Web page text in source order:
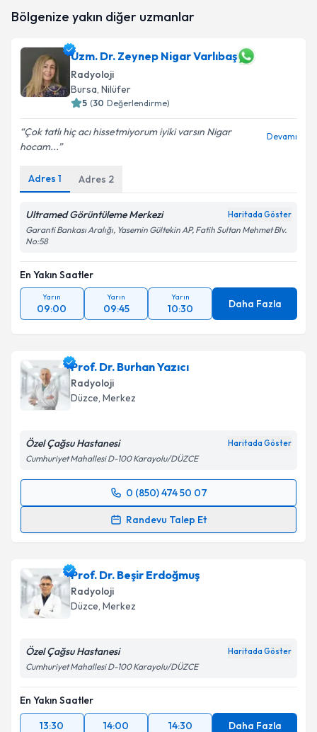
Bölgenize yakın diğer uzmanlar
Uzm. Dr. Zeynep Nigar Varlıbaş
Radyoloji
Bursa, Nilüfer
5 (30 Değerlendirme)
Çok tatlı hiç acı hissetmiyorum iyiki varsın Nigar
hocam...
Devamı
Adres 1 Adres 2
Ultramed Görüntüleme Merkezi Haritada Göster
Garanti Bankası Aralığı, Yasemin Gültekin AP, Fatih Sultan Mehmet Blv.
No:58
En Yakın Saatler
Yarın
09:00
Yarın
09:45
Yarın
10:30 Daha Fazla
Prof. Dr. Burhan Yazıcı
Radyoloji
Düzce, Merkez
Özel Çağsu Hastanesi Haritada Göster
Cumhuriyet Mahallesi D-100 Karayolu/DÜZCE
0 (850) 474 50 07
Randevu Talep Et
Randevu Takvimi Talebi
takvim hazırlandığında e-posta ile bilgilendireceğiz.
E-posta Adresiniz
Kişisel verilerimin işlenmesine ilişkin
Metni'ni okudum ve kişisel verilerimin belirtilen
kapsamda işlenmesini kabul ediyorum.
Prof. Dr. Beşir Erdoğmuş
Radyoloji
Düzce, Merkez
Özel Çağsu Hastanesi Haritada Göster
Cumhuriyet Mahallesi D-100 Karayolu/DÜZCE
En Yakın Saatler
13:30
14:00 14:30 Daha Fazla